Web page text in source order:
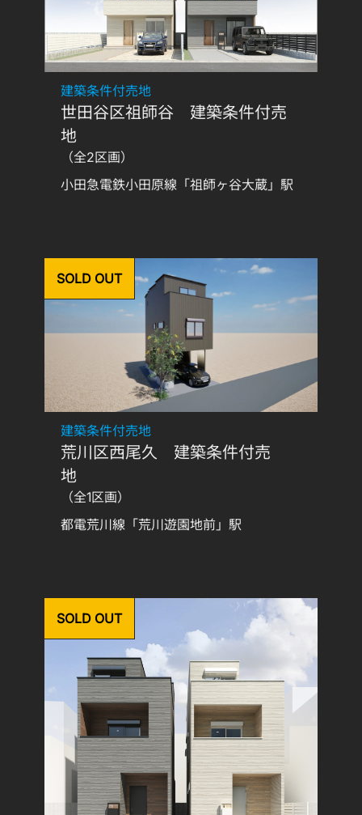
建築条件付売地
世田谷区祖師谷 建築条件付売
地
（全2区画）
小田急電鉄小田原線「祖師ヶ谷大蔵」駅
SOLD OUT
建築条件付売地
荒川区西尾久 建築条件付売
地
（全1区画）
都電荒川線「荒川遊園地前」駅
SOLD OUT